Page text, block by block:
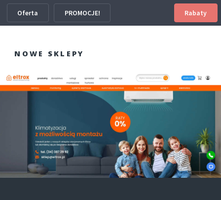
Oferta PROMOCJE! Rabaty